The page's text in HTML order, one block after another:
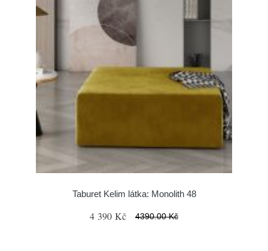
Taburet Kelim látka: Monolith 48
4 390 Kč 4390.00 Kč